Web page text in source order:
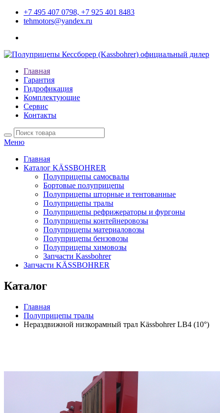
+7 495 407 0798, +7 925 401 8483
tehmotors@yandex.ru
Главная
Гарантия
Гидрофикация
Комплектующие
Сервис
Контакты
Меню
Главная
Каталог KÄSSBOHRER
Полуприцепы самосвалы
Бортовые полуприцепы
Полуприцепы шторные и тентованные
Полуприцепы тралы
Полуприцепы рефрижераторы и фургоны
Полуприцепы контейнеровозы
Полуприцепы материаловозы
Полуприцепы бензовозы
Полуприцепы химовозы
Запчасти Kassbohrer
Запчасти KÄSSBOHRER
Каталог
Главная
Полуприцепы тралы
Нераздвижной низкорамный трал Kässbohrer LB4 (10°)